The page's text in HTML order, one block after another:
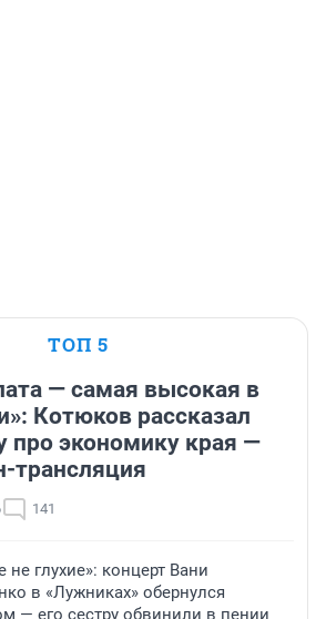
ТОП 5
— самая высокая в
Котюков рассказал
про экономику края —
трансляция
141
глухие»: концерт Вани
в «Лужниках» обернулся
— его сестру обвинили в пении